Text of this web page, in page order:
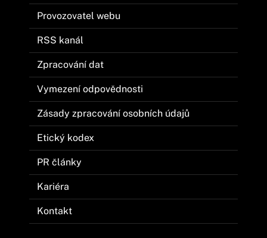
Provozovatel webu
RSS kanál
Zpracování dat
Vymezení odpovědnosti
Zásady zpracování osobních údajů
Etický kodex
PR články
Kariéra
Kontakt